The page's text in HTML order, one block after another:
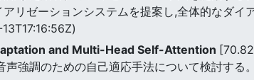
リゼーションシステムを提案し,全体的なダイ
and Multi-Head Self-Attention
強調のための自己適応手法について検討する